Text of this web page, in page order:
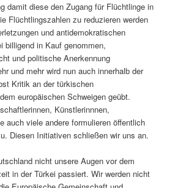
damit diese den Zugang für Flüchtlinge in
Flüchtlingszahlen zu reduzieren werden
und antidemokratischen
billigend in Kauf genommen,
und politische Anerkennung
und mehr wird nun auch innerhalb der
Kritik an der türkischen
europäischen Schweigen geübt.
Künstlerinnnen,
auch viele andere formulieren öffentlich
Diesen Initiativen schließen wir uns an.
nicht unsere Augen vor dem
in der Türkei passiert. Wir werden nicht